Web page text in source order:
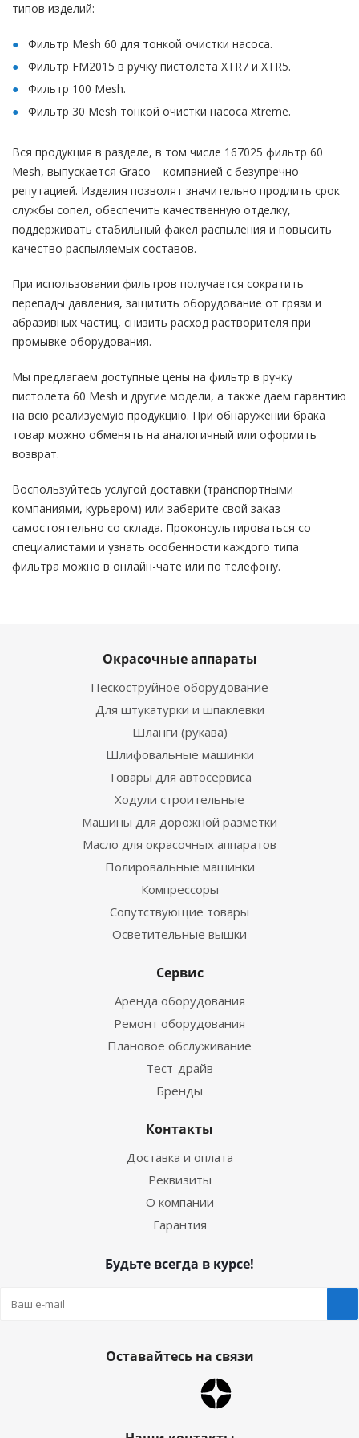
типов изделий:
Фильтр Mesh 60 для тонкой очистки насоса.
Фильтр FM2015 в ручку пистолета XTR7 и XTR5.
Фильтр 100 Mesh.
Фильтр 30 Mesh тонкой очистки насоса Xtreme.
Вся продукция в разделе, в том числе 167025 фильтр 60
Mesh, выпускается Graco – компанией с безупречно
репутацией. Изделия позволят значительно продлить срок
службы сопел, обеспечить качественную отделку,
поддерживать стабильный факел распыления и повысить
качество распыляемых составов.
При использовании фильтров получается сократить
перепады давления, защитить оборудование от грязи и
абразивных частиц, снизить расход растворителя при
промывке оборудования.
Мы предлагаем доступные цены на фильтр в ручку
пистолета 60 Mesh и другие модели, а также даем гарантию
на всю реализуемую продукцию. При обнаружении брака
товар можно обменять на аналогичный или оформить
возврат.
Воспользуйтесь услугой доставки (транспортными
компаниями, курьером) или заберите свой заказ
самостоятельно со склада. Проконсультироваться со
специалистами и узнать особенности каждого типа
фильтра можно в онлайн-чате или по телефону.
Окрасочные аппараты
Пескоструйное оборудование
Для штукатурки и шпаклевки
Шланги (рукава)
Шлифовальные машинки
Товары для автосервиса
Ходули строительные
Машины для дорожной разметки
Масло для окрасочных аппаратов
Полировальные машинки
Компрессоры
Сопутствующие товары
Осветительные вышки
Сервис
Аренда оборудования
Ремонт оборудования
Плановое обслуживание
Тест-драйв
Бренды
Контакты
Доставка и оплата
Реквизиты
О компании
Гарантия
Будьте всегда в курсе!
Оставайтесь на связи